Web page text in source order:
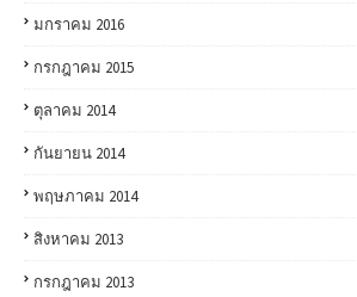
มกราคม 2016
กรกฎาคม 2015
ตุลาคม 2014
กันยายน 2014
พฤษภาคม 2014
สิงหาคม 2013
กรกฎาคม 2013